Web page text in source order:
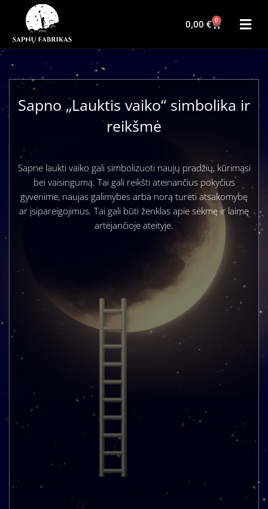
0,00 € 0
Sapno „Lauktis vaiko“ simbolika ir
reikšmė
Sapne laukti vaiko gali simbolizuoti naujų pradžių, kūrimąsi
bei vaisingumą. Tai gali reikšti ateinančius pokyčius
gyvenime, naujas galimybes arba norą turėti atsakomybę
ar įsipareigojimus. Tai gali būti ženklas apie sėkmę ir laimę
artėjančioje ateityje.